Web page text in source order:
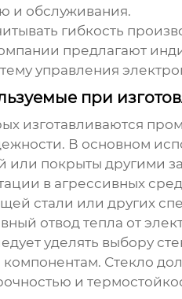
и обслуживания.
гибкость
предлагают
управления
при
изготавливаются
В основном
или покрыты другими
в агрессивных
стали или других
отвод тепла от
уделять выбору
компонентам. Стекло
и